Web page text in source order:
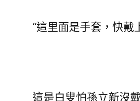
“這里面是手套，快戴
這是白叟怕孫立新沒戴